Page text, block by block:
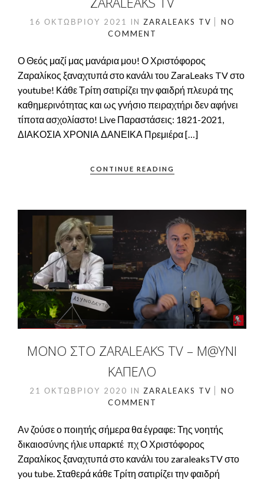
16 ΟΚΤΩΒΡΊΟΥ 2021 IN ZARALEAKS TV
NO
COMMENT
Ο Θεός μαζί μας μανάρια μου! Ο Χριστόφορος
Ζαραλίκος ξαναχτυπά στο κανάλι του ΖaraLeaks TV στο
youtube! Κάθε Τρίτη σατιρίζει την φαιδρή πλευρά της
καθημερινότητας και ως γνήσιο πειραχτήρι δεν αφήνει
τίποτα ασχολίαστο! Live Παραστάσεις: 1821-2021,
ΔΙΑΚΟΣΙΑ ΧΡΟΝΙΑ ΔΑΝΕΙΚΑ Πρεμιέρα […]
CONTINUE READING
ΜΟΝΟ ΣΤΟ ZARALEAKS TV – Μ@ΥΝΊ
ΚΑΠΈΛΟ
21 ΟΚΤΩΒΡΊΟΥ 2020 IN ZARALEAKS TV
NO
COMMENT
Αν ζούσε ο ποιητής σήμερα θα έγραφε: Της νοητής
δικαιοσύνης ήλιε υπαρκτέ πχ Ο Χριστόφορος
Ζαραλίκος ξαναχτυπά στο κανάλι του zaraleaksTV στο
you tube. Σταθερά κάθε Τρίτη σατιρίζει την φαιδρή